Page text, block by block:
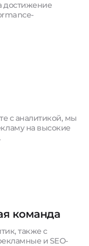
достижение
с аналитикой, мы
на высокие
команда
также с
и SEO-